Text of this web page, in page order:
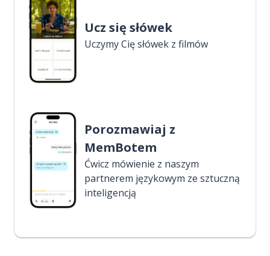
Ucz się słówek
Uczymy Cię słówek z filmów
Porozmawiaj z
MemBotem
Ćwicz mówienie z naszym
partnerem językowym ze sztuczną
inteligencją